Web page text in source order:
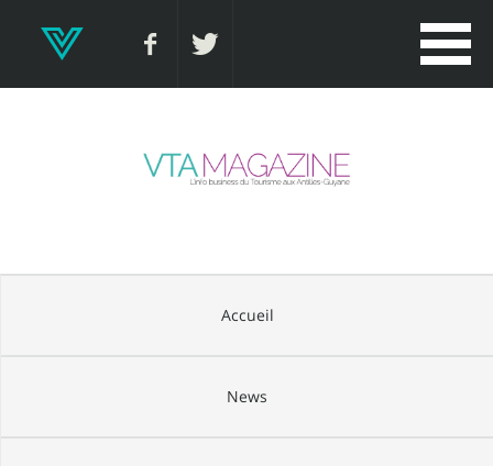
Accueil
News